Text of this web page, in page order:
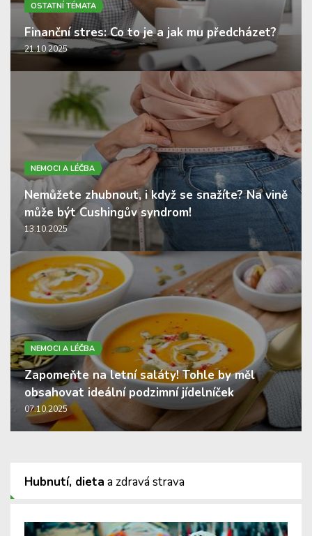
OSTATNÍ TÉMATA
Finanční stres: Co to je a jak mu předcházet?
21.10.2025
NEMOCI A LÉČBA
Nemůžete zhubnout, i když se snažíte? Na vině
může být Cushingův syndrom!
13.10.2025
NEMOCI A LÉČBA
Zapomeňte na letní saláty! Tohle by měl
obsahovat ideální podzimní jídelníček
07.10.2025
Hubnutí, dieta a zdravá strava